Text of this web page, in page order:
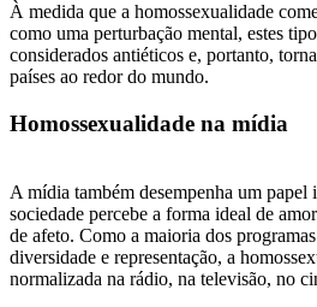
À medida que a homossexualidade
como uma perturbação mental, estes
considerados antiéticos e, portanto,
países ao redor do mundo.
Homossexualidade na mídia
A mídia também desempenha um papel
sociedade percebe a forma ideal de
de afeto. Como a maioria dos
diversidade e representação, a
normalizada na rádio, na televisão, no